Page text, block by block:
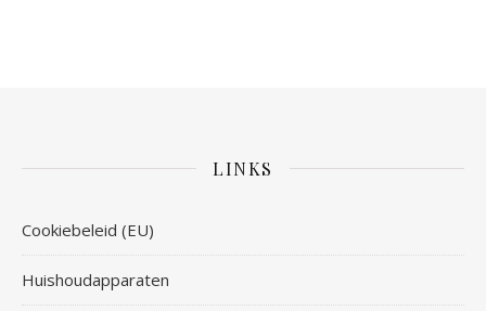
LINKS
Cookiebeleid (EU)
Huishoudapparaten